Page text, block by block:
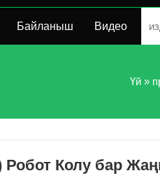
Байланыш Видео
Үй »
Робот Колу бар